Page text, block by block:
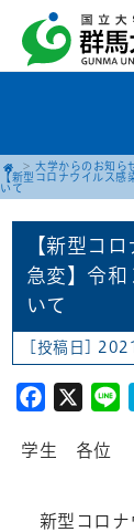
大学からのお知ら
【新型コロナウイルス
いて
【新型コ
急変】令和
いて
[投稿日]
Facebook
X
学生 各位
新型コロナ